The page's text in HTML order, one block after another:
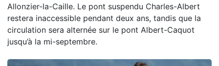
Allonzier-la-Caille. Le pont suspendu Charles-Albert
restera inaccessible pendant deux ans, tandis que la
circulation sera alternée sur le pont Albert-Caquot
jusqu’à la mi-septembre.